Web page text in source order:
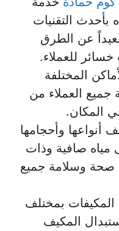
التقنيات
عن الطرق
خسائر للعملاء.
المختلفة
العملاء من
المكان.
أنواعها وأحجامها
صافية وذات
صحة وسلامة جميع
بمختلف
المكيف